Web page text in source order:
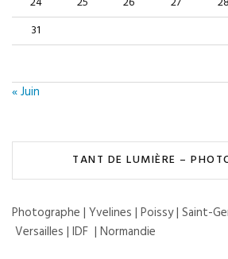
31
« Juin
TANT DE LUMIÈRE –
Photographe | Yvelines | Poissy | Saint-
Versailles | IDF | Normandie